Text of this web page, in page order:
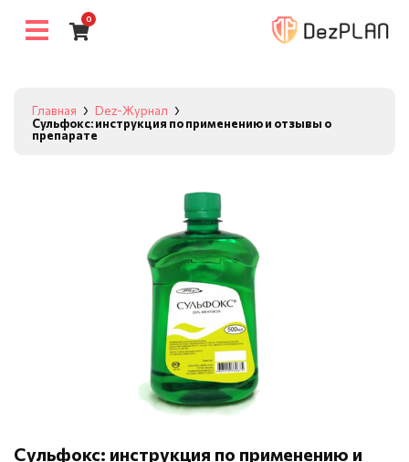
0
Главная
Dez-Журнал
Сульфокс: инструкция по применению и отзывы о
препарате
Сульфокс: инструкция по применению и